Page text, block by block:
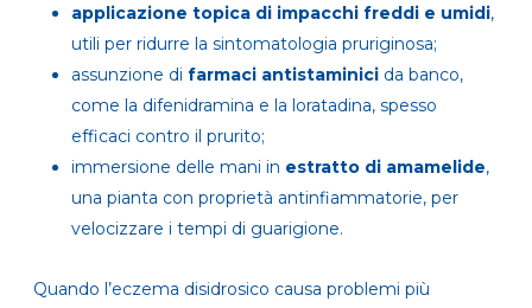
applicazione topica di impacchi freddi e umidi,
utili per ridurre la sintomatologia pruriginosa;
assunzione di farmaci antistaminici da banco,
come la difenidramina e la loratadina, spesso
efficaci contro il prurito;
immersione delle mani in estratto di amamelide,
una pianta con proprietà antinfiammatorie, per
velocizzare i tempi di guarigione.
Quando l’eczema disidrosico causa problemi più